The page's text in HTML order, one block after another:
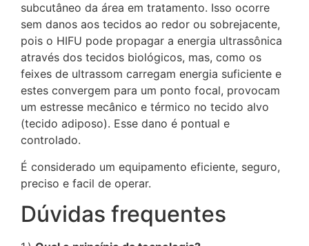
subcutâneo da área em tratamento. Isso ocorre
sem danos aos tecidos ao redor ou sobrejacente,
pois o HIFU pode propagar a energia ultrassônica
através dos tecidos biológicos, mas, como os
feixes de ultrassom carregam energia suficiente e
estes convergem para um ponto focal, provocam
um estresse mecânico e térmico no tecido alvo
(tecido adiposo). Esse dano é pontual e
controlado.
É considerado um equipamento eficiente, seguro,
preciso e facil de operar.
Dúvidas frequentes